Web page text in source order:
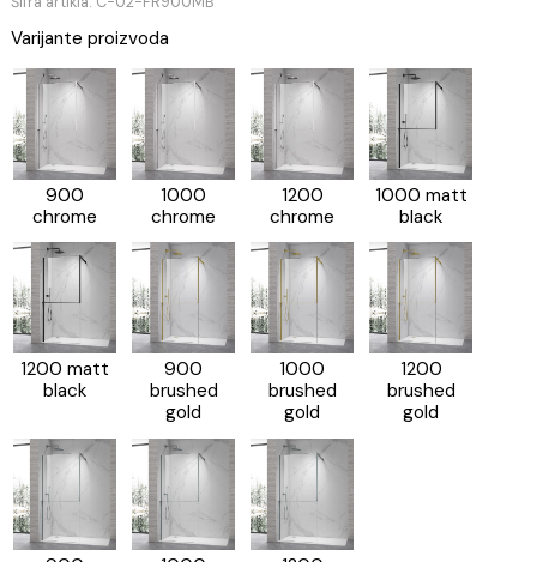
black. staklo 8mm
Šifra artikla: C-02-FR900MB
Varijante proizvoda
900
chrome
chrome
chrome
1200 matt
black
brushed
gold
brushed
gold